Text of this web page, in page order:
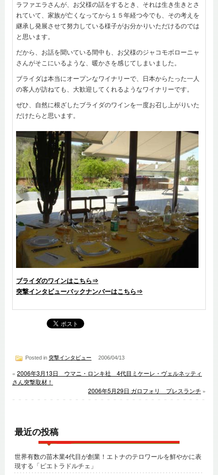
ラファエラさんが、お父様の話をするとき、それは生き生きとさ
れていて、家族が亡くなってから１５年経つ今でも、その考えを
継承し発展させて努力している様子がお分かりいただけるのでは
と思います。
だから、お話を聞いている間中も、お父様のジャコモボローニャ
さんがそこにいるような、暖かさを感じてしまいました。
ブライダは本当にオープンなワイナリーで、日本からたった一人
の客人が訪ねても、大歓迎してくれるようなワイナリーです。
ぜひ、自然に根ざしたブライダのワインを一度お召し上がりいた
だけたらと思います。
ブライダのワインはこちら⇒
突撃インタビューバックナンバーはこちら⇒
Posted in 突撃インタビュー 2006/04/13
« 2006年3月13日 ウマニ・ロンキ社 4代目ミケーレ・ヴェルネッティ
さん突撃取材！
2006年5月29日 ガロフォリ プレスランチ »
最近の投稿
世界有数の苗木業4代目が創業！エトナのテロワールを鮮やかに表
現する「ピエトラドルチェ」